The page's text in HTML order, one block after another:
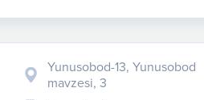
Yunusobod-13, Yunusobod
mavzesi, 3